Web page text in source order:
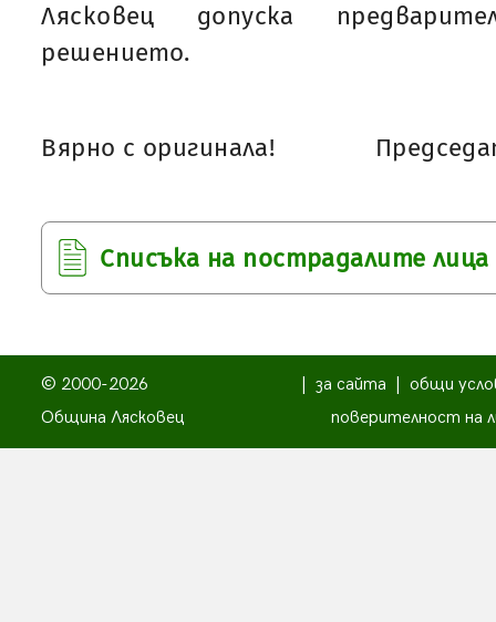
Лясковец допуска
решението.
Вярно с оригинала!
Списъка на пострадалите лица
© 2000-2026
Община Лясковец
за сайта
общи
поверителност на